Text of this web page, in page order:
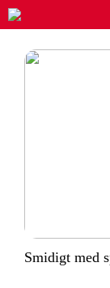
Smidigt med